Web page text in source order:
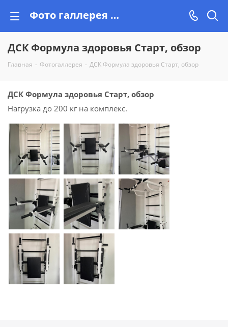
Фото галлерея от Vishop.by, реальные фотоочеты
ДСК Формула здоровья Старт, обзор
Главная - Фотогаллерея - ДСК Формула здоровья Старт, обзор
ДСК Формула здоровья Старт, обзор
Нагрузка до 200 кг на комплекс.